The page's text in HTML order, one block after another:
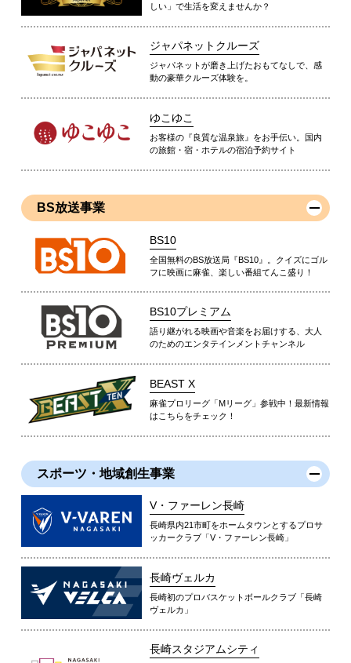
しい」で生活を変えませんか？
ジャパネットクルーズ
ジャパネットが磨き上げたおもてなしで、感
動の豪華クルーズ体験を。
ゆこゆこ
お客様の『良質な温泉旅』をお手伝い。国内
の旅館・宿・ホテルの宿泊予約サイト
BS放送事業
BS10
全国無料のBS放送局『BS10』。クイズにゴル
フに映画に麻雀、楽しい番組てんこ盛り！
BS10プレミアム
語り継がれる映画や音楽をお届けする、大人
のためのエンタテインメントチャンネル
BEAST X
麻雀プロリーグ「Mリーグ」参戦中！最新情報
はこちらをチェック！
スポーツ・地域創生事業
V・ファーレン長崎
長崎県内21市町をホームタウンとするプロサ
ッカークラブ「V・ファーレン長崎」
長崎ヴェルカ
長崎初のプロバスケットボールクラブ「長崎
ヴェルカ」
長崎スタジアムシティ